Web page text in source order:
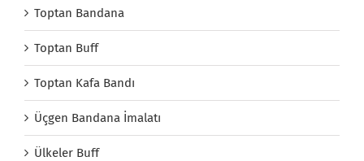
Toptan Bandana
Toptan Buff
Toptan Kafa Bandı
Üçgen Bandana İmalatı
Ülkeler Buff